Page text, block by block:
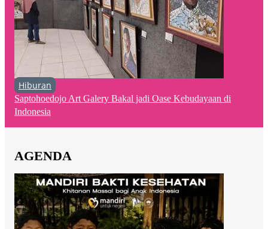
Hiburan
Saptohoedojo Art Galery Bakal jadi Oase Kebudayaan di
Indonesia
AGENDA